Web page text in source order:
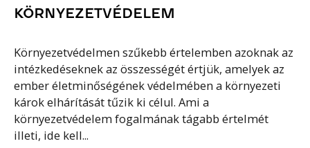
KÖRNYEZETVÉDELEM
Környezetvédelmen szűkebb értelemben azoknak az
intézkedéseknek az összességét értjük, amelyek az
ember életminőségének védelmében a környezeti
károk elhárítását tűzik ki célul. Ami a
környezetvédelem fogalmának tágabb értelmét
illeti, ide kell...